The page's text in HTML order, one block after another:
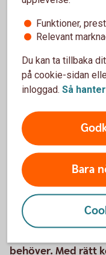
Företagspaketet
Pris
Fler tjänster
Vi erbjuder även
behöver. Med rätt
Funktioner,
Relevant
Du kan ta tillbaka
på cookie-sidan
inloggad. Så
Bara